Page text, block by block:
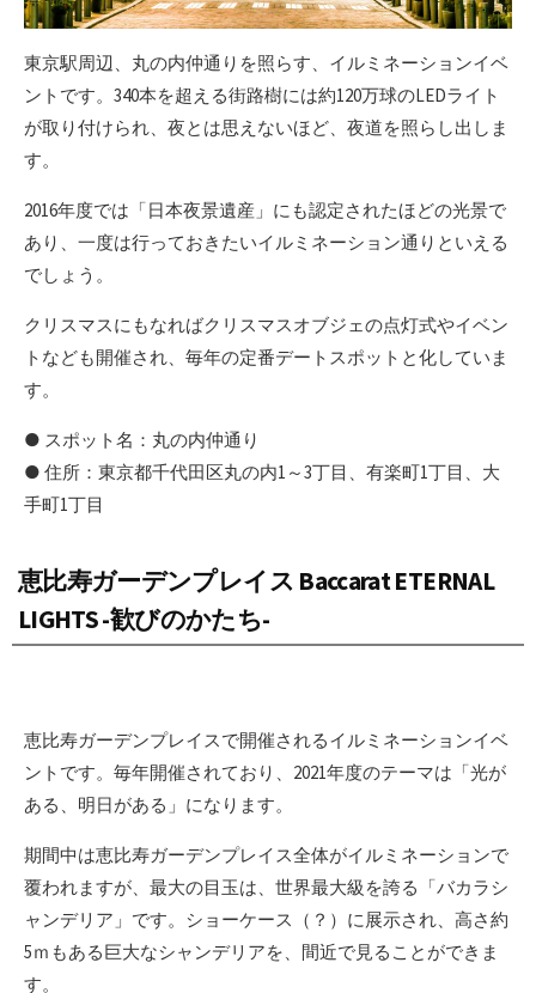
東京駅周辺、丸の内仲通りを照らす、イルミネーションイベ
ントです。340本を超える街路樹には約120万球のLEDライト
が取り付けられ、夜とは思えないほど、夜道を照らし出しま
す。
2016年度では「日本夜景遺産」にも認定されたほどの光景で
あり、一度は行っておきたいイルミネーション通りといえる
でしょう。
クリスマスにもなればクリスマスオブジェの点灯式やイベン
トなども開催され、毎年の定番デートスポットと化していま
す。
● スポット名：丸の内仲通り
● 住所：東京都千代田区丸の内1～3丁目、有楽町1丁目、大
手町1丁目
恵比寿ガーデンプレイス Baccarat ETERNAL
LIGHTS -歓びのかたち-
恵比寿ガーデンプレイスで開催されるイルミネーションイベ
ントです。毎年開催されており、2021年度のテーマは「光が
ある、明日がある」になります。
期間中は恵比寿ガーデンプレイス全体がイルミネーションで
覆われますが、最大の目玉は、世界最大級を誇る「バカラシ
ャンデリア」です。ショーケース（？）に展示され、高さ約
5ｍもある巨大なシャンデリアを、間近で見ることができま
す。